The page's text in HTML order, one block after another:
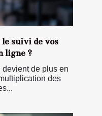
suivi de vos
ligne ?
de plus en
des